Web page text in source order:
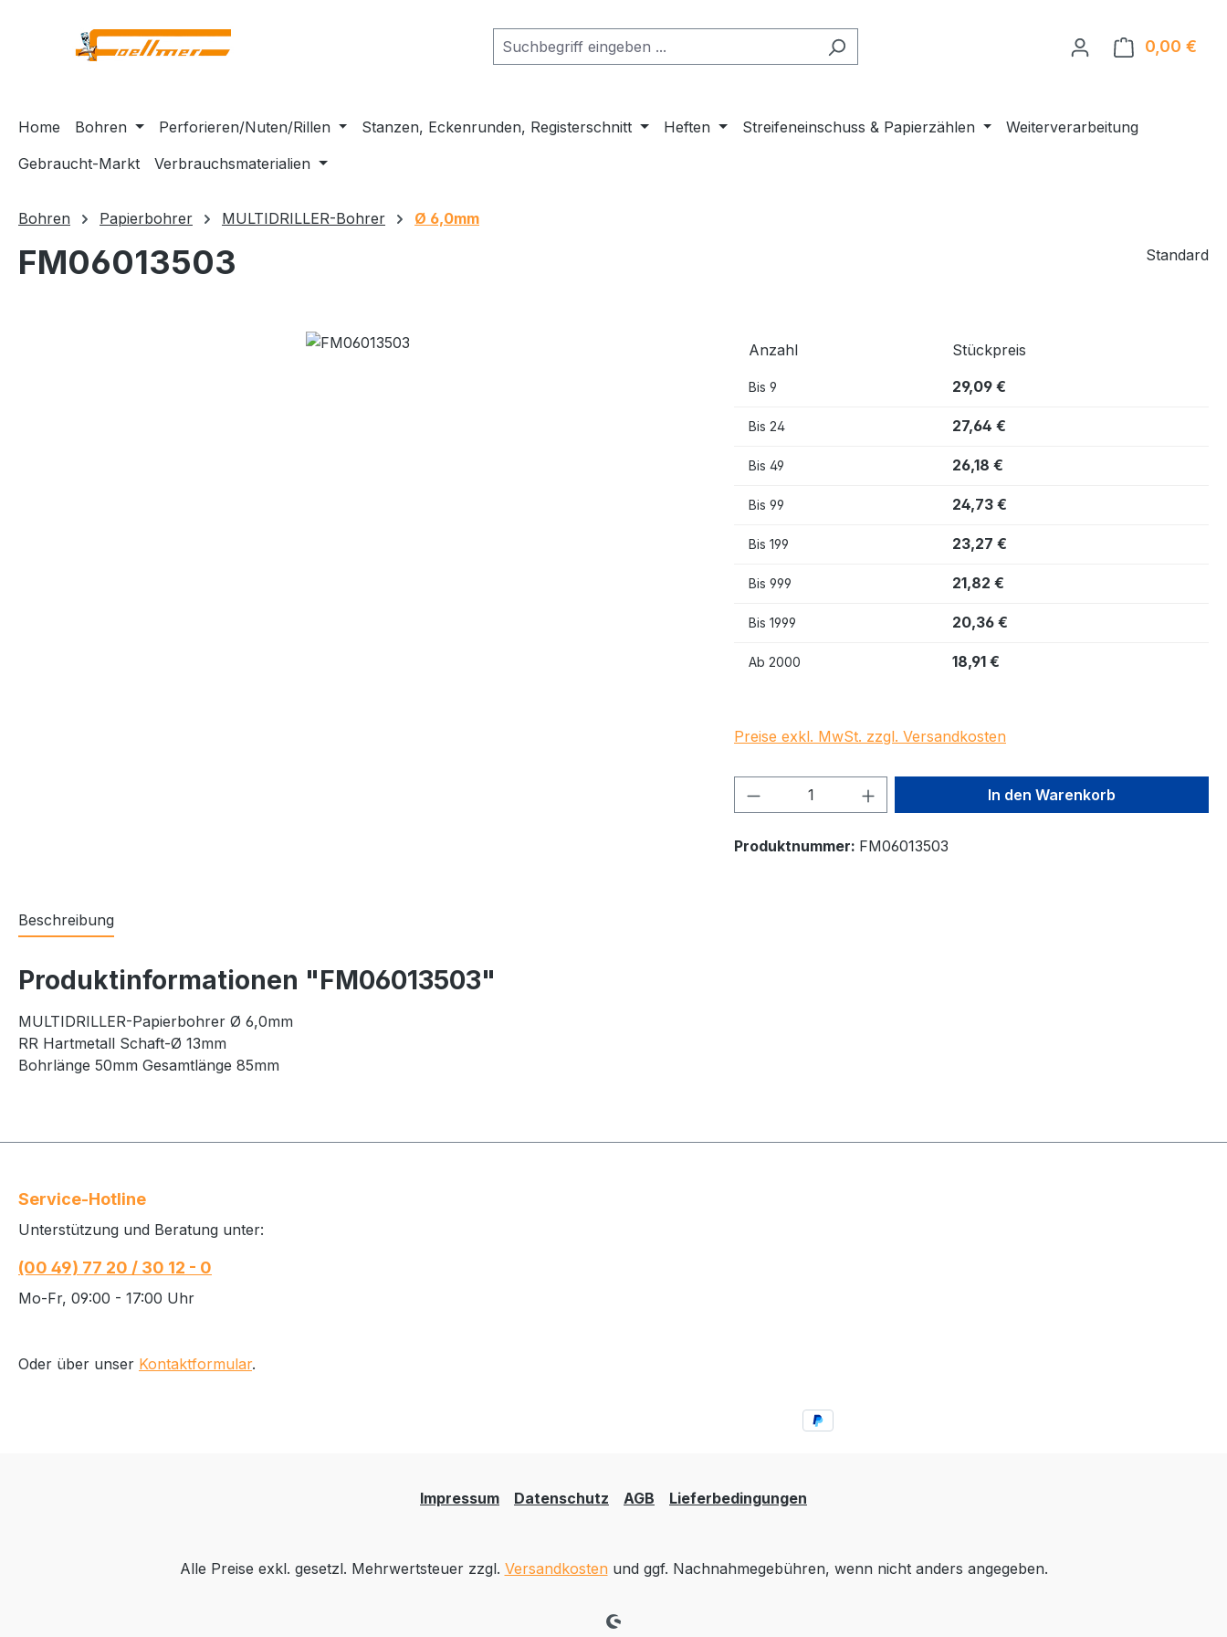
0,00 €
Home Bohren Perforieren/Nuten/Rillen Stanzen, Eckenrunden, Registerschnitt Heften Streifeneinschuss & Papierzählen
Weiterverarbeitung
Gebraucht-Markt
Verbrauchsmaterialien
Bohren Papierbohrer MULTIDRILLER-Bohrer Ø 6,0mm
FM06013503 Standard
Anzahl Stückpreis
Bis 9 29,09 €
Bis 24 27,64 €
Bis 49 26,18 €
Bis 99 24,73 €
Bis 199 23,27 €
Bis 999 21,82 €
Bis 1999 20,36 €
Ab 2000 18,91 €
Preise exkl. MwSt. zzgl. Versandkosten
Produkt Anzahl: Gib den gewünschten Wert
In den Warenkorb
Produktnummer: FM06013503
Beschreibung
Produktinformationen "FM06013503"
MULTIDRILLER-Papierbohrer Ø 6,0mm
RR Hartmetall Schaft-Ø 13mm
Bohrlänge 50mm Gesamtlänge 85mm
Service-Hotline
Unterstützung und Beratung unter:
(00 49) 77 20 / 30 12 - 0
Mo-Fr, 09:00 - 17:00 Uhr
Oder über unser Kontaktformular.
Impressum Datenschutz AGB Lieferbedingungen
Alle Preise exkl. gesetzl. Mehrwertsteuer zzgl. Versandkosten und ggf. Nachnahmegebühren, wenn nicht anders angegeben.